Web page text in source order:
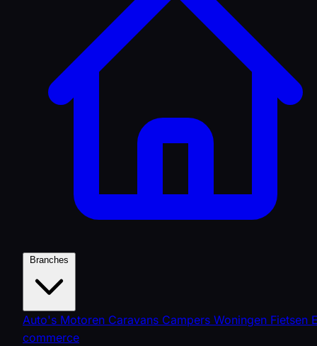
Auto's Motoren Caravans Campers Woningen Fietsen
commerce